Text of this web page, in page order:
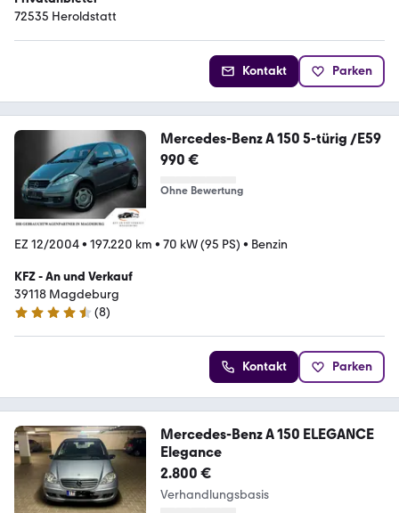
72535 Heroldstatt
Kontakt Parken
Mercedes-Benz A 150 5-türig /E59
990 €
Ohne Bewertung
EZ 12/2004• 197.220 km • 70 kW (95 PS) • Benzin
KFZ - An und Verkauf
39118 Magdeburg
4.3 Sterne
(8)
Kontakt Parken
Mercedes-Benz A 150 ELEGANCE
Elegance
2.800 €
Verhandlungsbasis